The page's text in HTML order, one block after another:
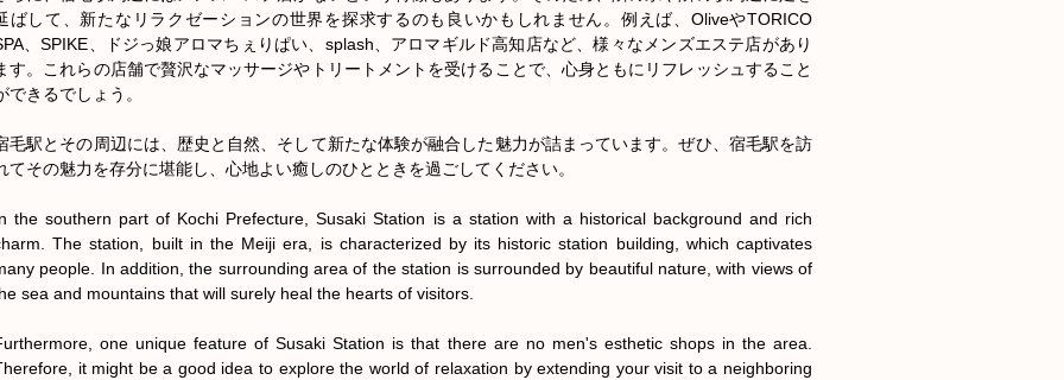
ばして、新たなリラクゼーションの世界を探求するのも良いかもしれません。例えば、OliveやTORICO
、SPIKE、ドジっ娘アロマちぇりぱい、splash、アロマギルド高知店など、様々なメンズエステ店があり
す。これらの店舗で贅沢なマッサージやトリートメントを受けることで、心身ともにリフレッシュすること
できるでしょう。
毛駅とその周辺には、歴史と自然、そして新たな体験が融合した魅力が詰まっています。ぜひ、宿毛駅を訪
てその魅力を存分に堪能し、心地よい癒しのひとときを過ごしてください。
the southern part of Kochi Prefecture, Susaki Station is a station with a historical background and rich
The station, built in the Meiji era, is characterized by its historic station building, which captivates
people. In addition, the surrounding area of the station is surrounded by beautiful nature, with views of
sea and mountains that will surely heal the hearts of visitors.
one unique feature of Susaki Station is that there are no men's esthetic shops in the area.
it might be a good idea to explore the world of relaxation by extending your visit to a neighboring